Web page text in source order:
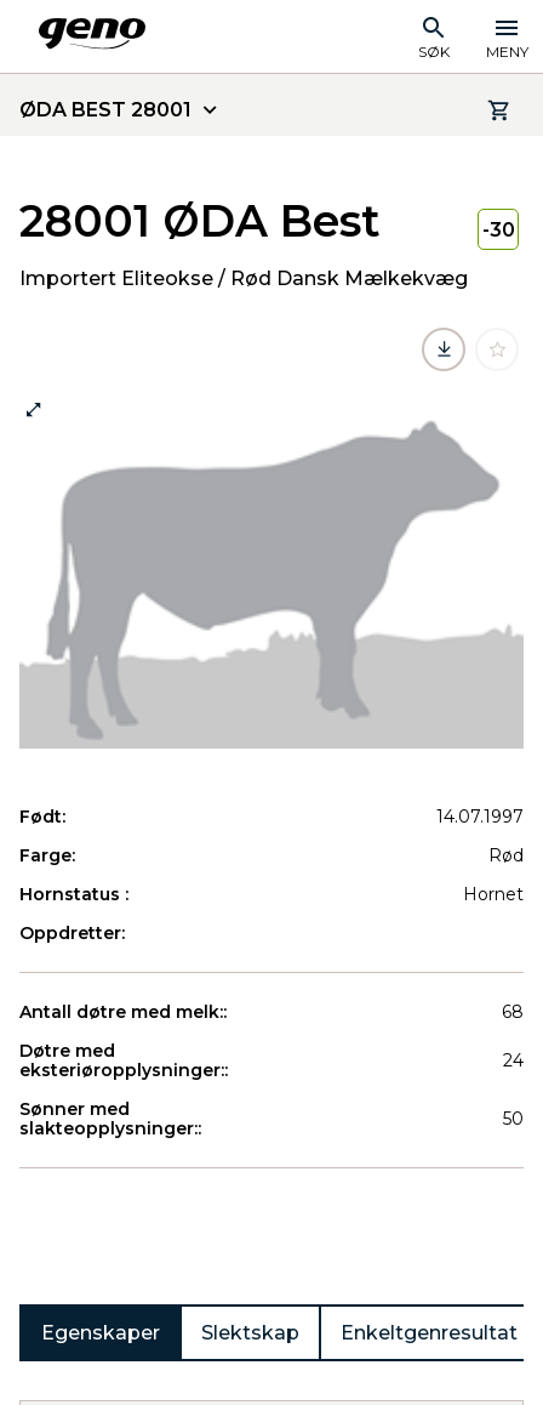
SØK MENY
ØDA BEST 28001
28001 ØDA Best
Importert Eliteokse / Rød Dansk Mælkekvæg
-30
Født:
14.07.1997
Farge:
Rød
Hornstatus :
Hornet
Oppdretter:
Antall døtre med melk::
68
Døtre med
eksteriøropplysninger::
24
Sønner med
slakteopplysninger::
50
Egenskaper Slektskap Enkeltgenresultat